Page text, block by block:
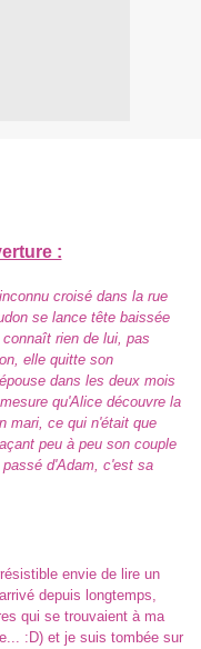
:
croisé dans la rue
se lance tête baissée
rien de lui, pas
elle quitte son
dans les deux mois
qu'Alice découvre la
mari, ce qui n'était que
peu à peu son couple
d'Adam, c'est sa
envie de lire un
depuis longtemps,
qui se trouvaient à ma
:D) et je suis tombée sur